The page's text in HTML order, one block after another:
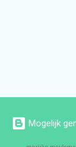
Mogelijk